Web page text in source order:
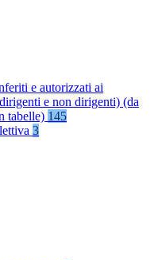
e autorizzati ai
e non dirigenti) (da
tabelle) 145
3